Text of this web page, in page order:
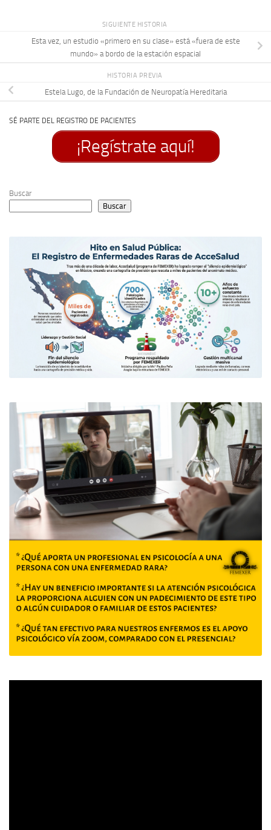
SIGUIENTE HISTORIA
Esta vez, un estudio «primero en su clase» está «fuera de este
mundo» a bordo de la estación espacial
HISTORIA PREVIA
Estela Lugo, de la Fundación de Neuropatía Hereditaria
SÉ PARTE DEL REGISTRO DE PACIENTES
¡Regístrate aquí!
Buscar
Buscar